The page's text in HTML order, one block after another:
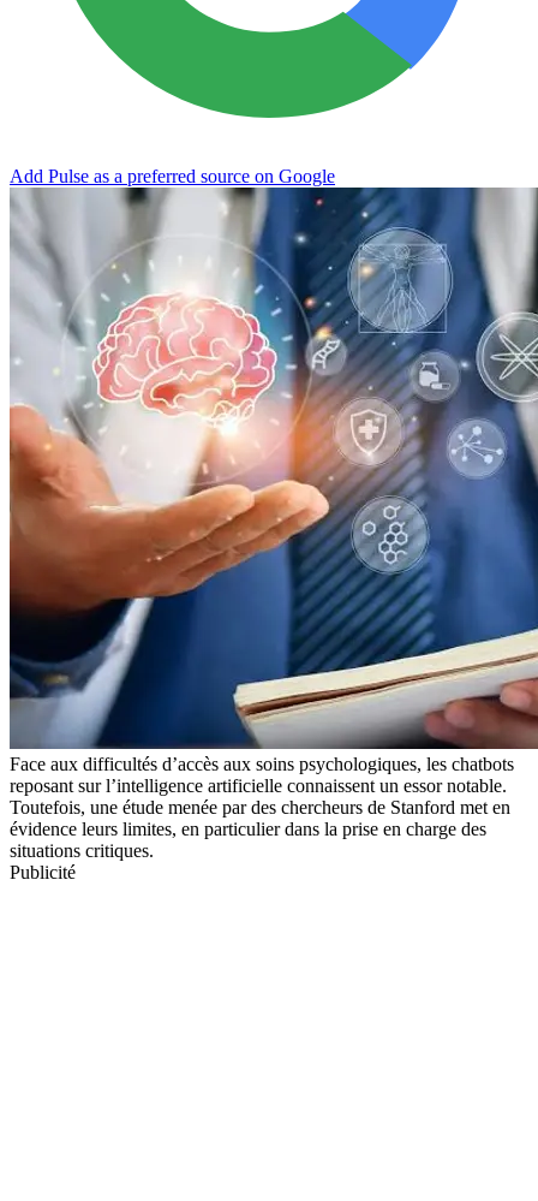
Add Pulse as a preferred source on Google
Face aux difficultés d’accès aux soins psychologiques, les chatbots
reposant sur l’intelligence artificielle connaissent un essor notable.
Toutefois, une étude menée par des chercheurs de Stanford met en
évidence leurs limites, en particulier dans la prise en charge des
situations critiques.
Publicité